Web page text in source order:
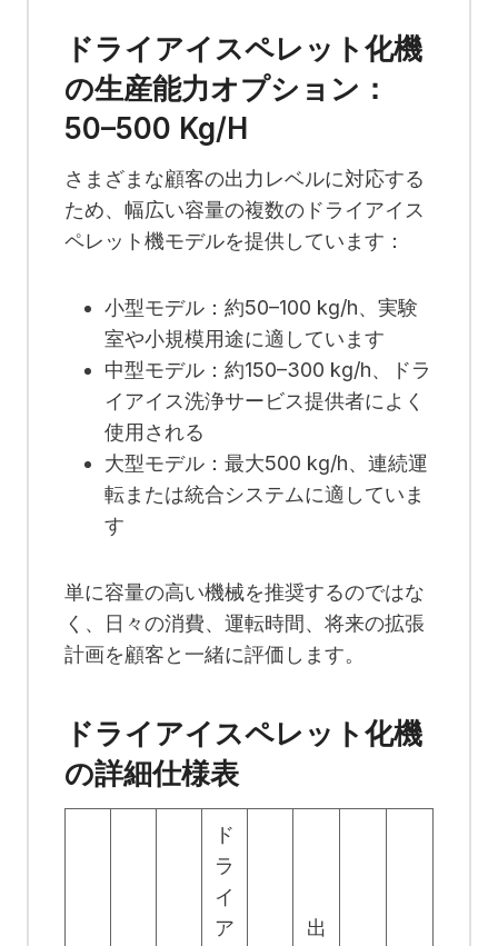
ドライアイスペレット化機
の生産能力オプション：
50–500 Kg/h
さまざまな顧客の出力レベルに対応する
ため、幅広い容量の複数のドライアイス
ペレット機モデルを提供しています：
小型モデル：約50–100 kg/h、実験
室や小規模用途に適しています
中型モデル：約150–300 kg/h、ドラ
イアイス洗浄サービス提供者によく
使用される
大型モデル：最大500 kg/h、連続運
転または統合システムに適していま
す
単に容量の高い機械を推奨するのではな
く、日々の消費、運転時間、将来の拡張
計画を顧客と一緒に評価します。
ドライアイスペレット化機
の詳細仕様表
ド
ラ
イ
ア
出